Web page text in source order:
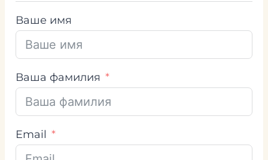
Ваше имя
Ваша фамилия
Email